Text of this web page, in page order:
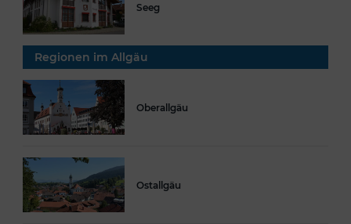
Seeg
Regionen im Allgäu
Oberallgäu
Ostallgäu